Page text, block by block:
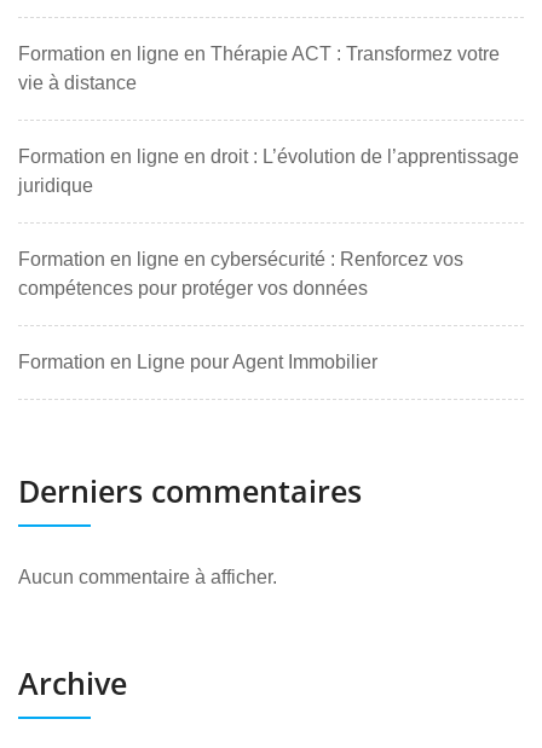
Formation en ligne en Thérapie ACT : Transformez votre
vie à distance
Formation en ligne en droit : L’évolution de l’apprentissage
juridique
Formation en ligne en cybersécurité : Renforcez vos
compétences pour protéger vos données
Formation en Ligne pour Agent Immobilier
Derniers commentaires
Aucun commentaire à afficher.
Archive